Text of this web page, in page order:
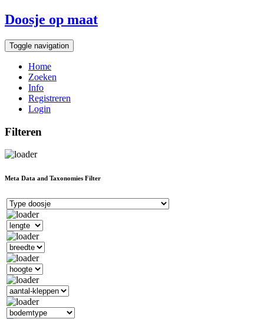
Doosje op maat
Toggle navigation
Home
Zoeken
Info
Registreren
Login
Filteren
Meta Data and Taxonomies Filter